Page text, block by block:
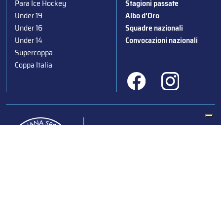
Para Ice Hockey
Under 19
Under 16
Under 14
Supercoppa
Coppa Italia
Stagioni passate
Albo d’Oro
Squadre nazionali
Convocazioni nazionali